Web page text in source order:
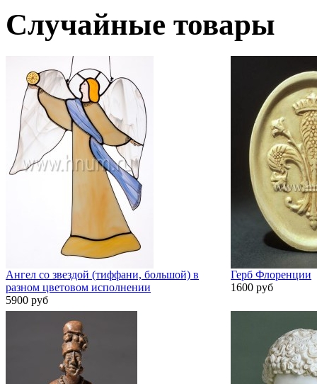
Случайные товары
Ангел со звездой (тиффани, большой) в
разном цветовом исполнении
5900 руб
Герб Флоренции
1600 руб